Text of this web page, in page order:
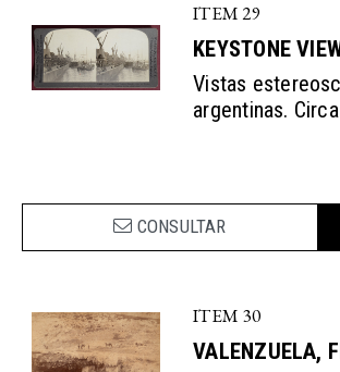
ITEM 29
KEYSTONE
Vistas
argentinas.
CONSULTAR
ITEM 30
VALENZUELA,